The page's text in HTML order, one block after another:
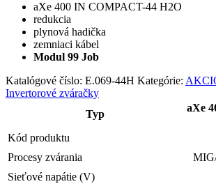
aXe 400 IN COMPACT-44 H2O
redukcia
plynová hadička
zemniaci kábel
Modul 99 Job
Katalógové číslo: E.069-44H Kategórie:
Invertorové zváračky
Typ
aXe
Kód produktu
Procesy zvárania
Sieťové napátie (V)